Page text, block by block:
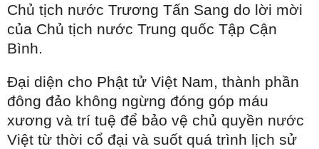
Chủ tịch nước Trương Tấn Sang do lời mời
của Chủ tịch nước Trung quốc Tập Cận
Bình.
Đại diện cho Phật tử Việt Nam, thành phần
đông đảo không ngừng đóng góp máu
xương và trí tuệ để bảo vệ chủ quyền nước
Việt từ thời cổ đại và suốt quá trình lịch sử